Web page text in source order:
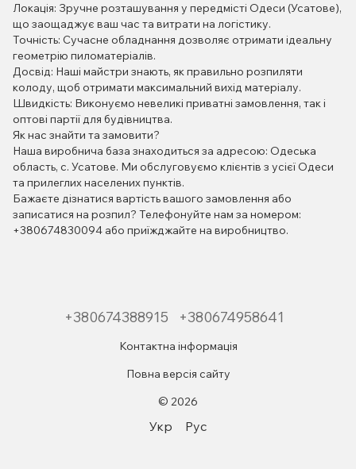
Локація: Зручне розташування у передмісті Одеси (Усатове),
що заощаджує ваш час та витрати на логістику.
Точність: Сучасне обладнання дозволяє отримати ідеальну
геометрію пиломатеріалів.
Досвід: Наші майстри знають, як правильно розпиляти
колоду, щоб отримати максимальний вихід матеріалу.
Швидкість: Виконуємо невеликі приватні замовлення, так і
оптові партії для будівництва.
Як нас знайти та замовити?
Наша виробнича база знаходиться за адресою: Одеська
область, с. Усатове. Ми обслуговуємо клієнтів з усієї Одеси
та прилеглих населених пунктів.
Бажаєте дізнатися вартість вашого замовлення або
записатися на розпил? Телефонуйте нам за номером:
+380674830094 або приїжджайте на виробництво.
+380674388915 +380674958641
Контактна інформація
Повна версія сайту
© 2026
Укр Рус